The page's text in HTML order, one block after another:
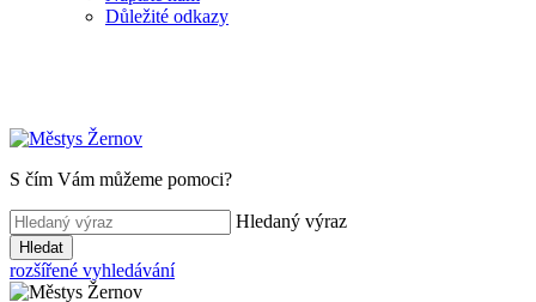
Důležité odkazy
S čím Vám můžeme pomoci?
Hledaný výraz
Hledat
rozšířené vyhledávání